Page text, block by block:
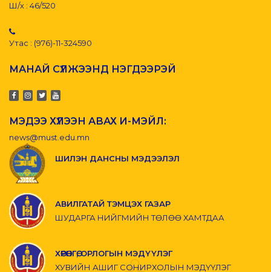
Ш/х : 46/520
Утас : (976)-11-324590
МАНАЙ СҮЛЖЭЭНД НЭГДЭЭРЭЙ
МЭДЭЭ ХҮЛЭЭН АВАХ И-МЭЙЛ:
news@must.edu.mn
ШИЛЭН ДАНСНЫ МЭДЭЭЛЭЛ
АВИЛГАТАЙ ТЭМЦЭХ ГАЗАР
ШУДАРГА НИЙГМИЙН ТӨЛӨӨ ХАМТДАА
ХӨРӨНГӨ, ОРЛОГЫН МЭДҮҮЛЭГ
ХУВИЙН АШИГ СОНИРХОЛЫН МЭДҮҮЛЭГ